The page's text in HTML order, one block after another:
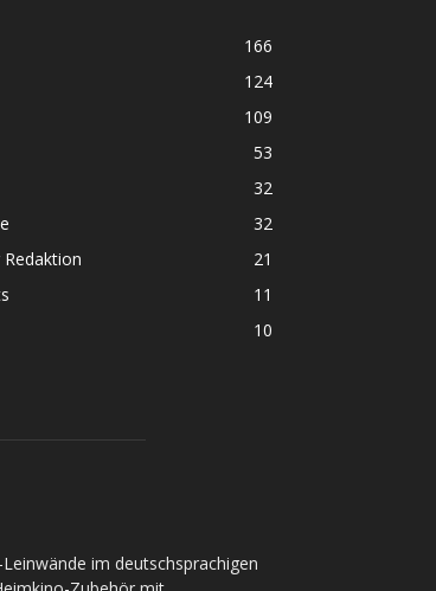
166
124
109
53
32
32
21
11
10
im deutschsprachigen